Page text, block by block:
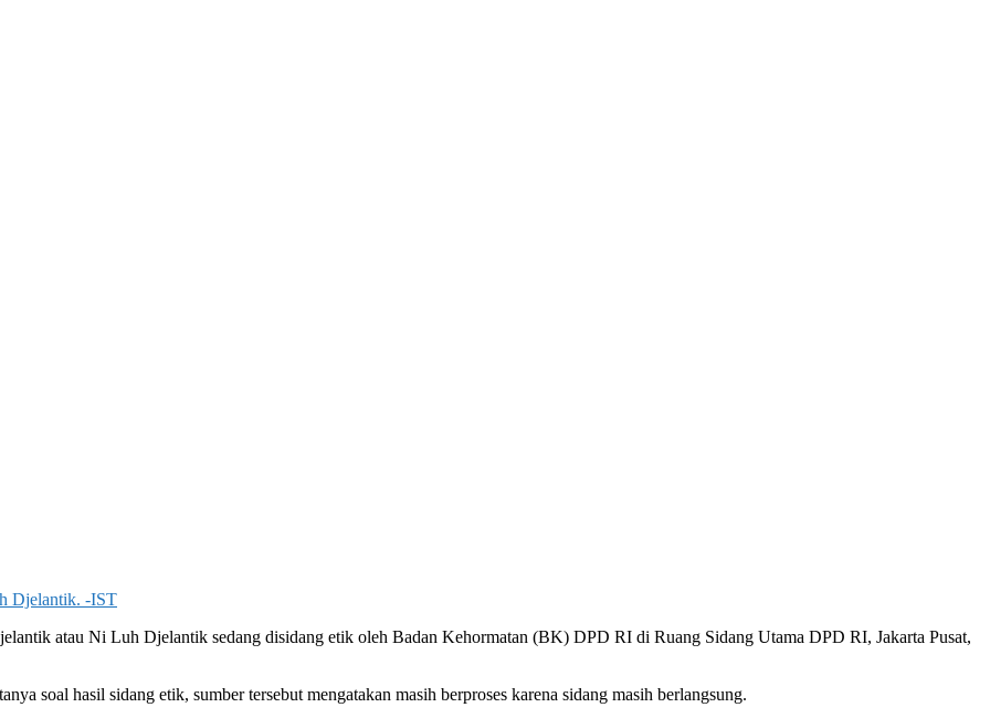
Djelantik. -IST
atau Ni Luh Djelantik sedang disidang etik oleh Badan Kehormatan (BK) DPD RI di Ruang Sidang Utama DPD RI, Jakarta Pusat,
soal hasil sidang etik, sumber tersebut mengatakan masih berproses karena sidang masih berlangsung.